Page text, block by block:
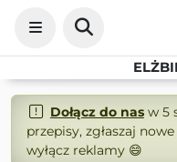
Dołącz do nasw 5
przepisy, zgłaszaj
wyłącz reklamy 😄